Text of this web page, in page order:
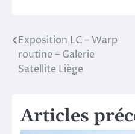
Navigation
de
Exposition LC – Warp
routine – Galerie
Satellite Liège
Articles